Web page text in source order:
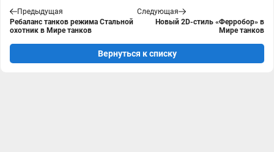
Предыдущая
Ребаланс танков режима Стальной
охотник в Мире танков
Следующая
Новый 2D-стиль «Ферробор» в
Мире танков
Вернуться к списку